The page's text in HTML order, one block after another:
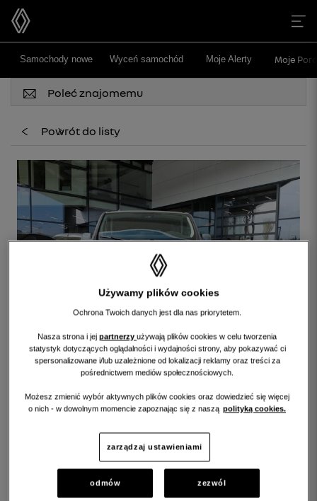
Samochody nowe Wyceń samochód
Moje Alerty
Moje
Powrót do listy
Poleć znajomemu
RENAULT TRAFIC
170 625 PLN
Używamy plików cookies
Ochrona Twoich danych jest dla nas priorytetem.
Nasza strona i jej partnerzy używają plików cookies w celu tworzenia
statystyk dotyczących oglądalności i wydajności strony, aby pokazywać ci
spersonalizowane i/lub uzależnione od lokalizacji reklamy oraz treści za
pośrednictwem mediów społecznościowych.
Możesz zmienić wybór aktywnych plików cookies oraz dowiedzieć się więcej
o nich - w dowolnym momencie zapoznając się z naszą polityką cookies.
zarządzaj ustawieniami
odmów zezwól